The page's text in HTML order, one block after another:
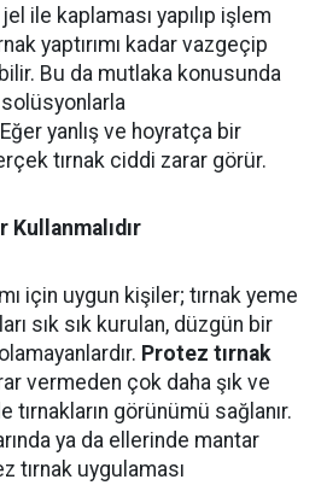
ile kaplaması yapılıp işlem
yaptırımı kadar vazgeçip
Bu da mutlaka konusunda
yanlış ve hoyratça bir
tırnak ciddi zarar görür.
Kullanmalıdır
için uygun kişiler; tırnak yeme
sık sık kurulan, düzgün bir
Protez tırnak
vermeden çok daha şık ve
görünümü sağlanır.
ya da ellerinde mantar
tırnak uygulaması